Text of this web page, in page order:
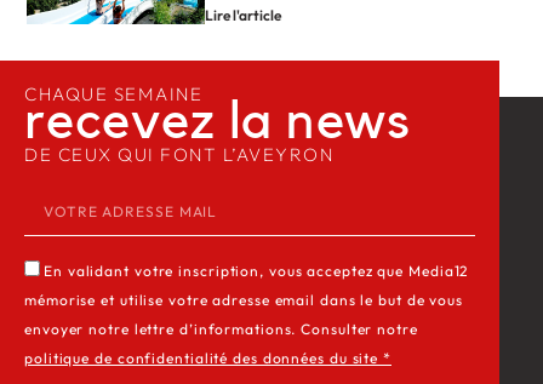
Lire l'article
CHAQUE SEMAINE
recevez la news​
DE CEUX QUI FONT L’AVEYRON
En validant votre inscription, vous acceptez que Media12
mémorise et utilise votre adresse email dans le but de vous
envoyer notre lettre d’informations. Consulter notre
politique de confidentialité des données du site *